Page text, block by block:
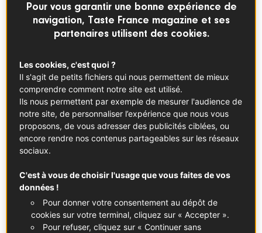
© Louis-Laurent Grandadam
Voir cette publication sur Instagram
Pour vous garantir une bonne expérience de
navigation, Taste France magazine et ses
partenaires utilisent des cookies.
Les cookies, c'est quoi ?
Il s'agit de petits fichiers qui nous permettent de mieux
comprendre comment notre site est utilisé.
Ils nous permettent par exemple de mesurer l'audience de
notre site, de personnaliser l’expérience que nous vous
proposons, de vous adresser des publicités ciblées, ou
encore rendre nos contenus partageables sur les réseaux
sociaux.
C'est à vous de choisir l'usage que vous faites de vos
données !
Pour donner votre consentement au dépôt de
cookies sur votre terminal, cliquez sur « Accepter ».
Pour refuser, cliquez sur « Continuer sans